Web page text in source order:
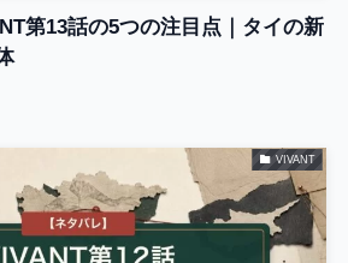
第13話の5つの注目点｜タイの新
VIVANT